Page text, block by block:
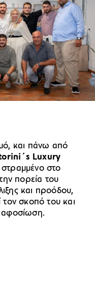
και πάνω από
Luxury
στο
πορεία του
και προόδου,
τον σκοπό του και
αφοσίωση.